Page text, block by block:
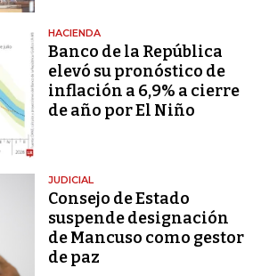
HACIENDA
Banco de la República
elevó su pronóstico de
inflación a 6,9% a cierre
de año por El Niño
JUDICIAL
Consejo de Estado
suspende designación
de Mancuso como gestor
de paz